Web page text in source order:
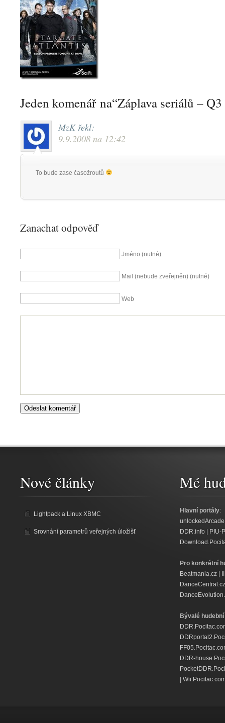
Jeden komenář na“Záplava seriálů –
MzK řekl:
9.9.2008 na 12:42
To bude zase časožroutů
Zanachat odpověď
Jméno (nutné)
Mail (nebude zveřejněn) (nutné)
Web
Nové články
Lightpack a Linux XBMC
Srovnání parametrů veřejných úložišť
Mé
Hlavní portály:
DDR.info
PIU-
Pro konkrétní
Beatmania.cz
DanceCentral.cz
Bývalé
DDR-